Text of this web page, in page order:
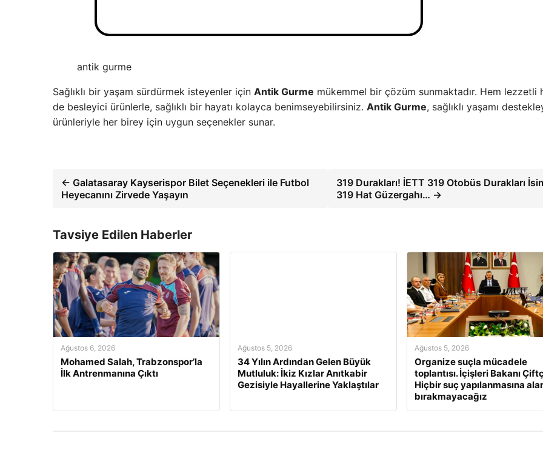
antik gurme
Sağlıklı bir yaşam sürdürmek isteyenler için Antik Gurme mükemmel bir çözüm sunmaktadır. Hem lezzetli
de besleyici ürünlerle, sağlıklı bir hayatı kolayca benimseyebilirsiniz. Antik Gurme, sağlıklı yaşamı
ürünleriyle her birey için uygun seçenekler sunar.
← Galatasaray Kayserispor Bilet Seçenekleri ile Futbol
Heyecanını Zirvede Yaşayın
319 Durakları! İETT 319 Otobüs Durakları
319 Hat Güzergahı… →
Tavsiye Edilen Haberler
Ağustos 6, 2026
Mohamed Salah, Trabzonspor’la
İlk Antrenmanına Çıktı
Ağustos 5, 2026
34 Yılın Ardından Gelen Büyük
Mutluluk: İkiz Kızlar Anıtkabir
Gezisiyle Hayallerine Yaklaştılar
Ağustos 5, 2026
Organize suçla mücadele
toplantısı. İçişleri Bakanı
Hiçbir suç yapılanmasına
bırakmayacağız